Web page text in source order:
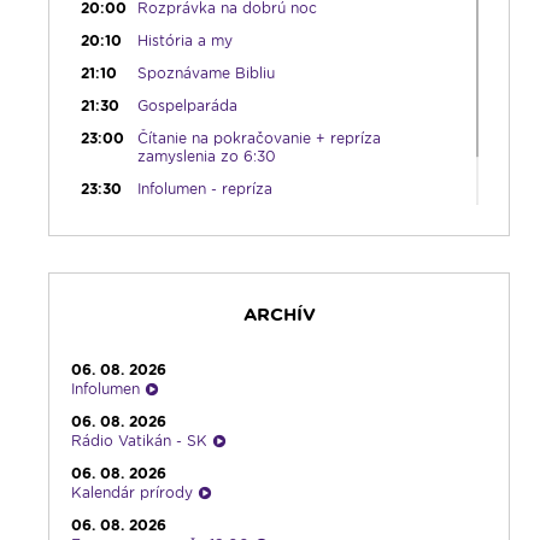
20:00
Rozprávka na dobrú noc
20:10
História a my
21:10
Spoznávame Bibliu
21:30
Gospelparáda
23:00
Čítanie na pokračovanie + repríza
zamyslenia zo 6:30
23:30
Infolumen - repríza
ARCHÍV
06. 08. 2026
Infolumen
06. 08. 2026
Rádio Vatikán - SK
06. 08. 2026
Kalendár prírody
06. 08. 2026